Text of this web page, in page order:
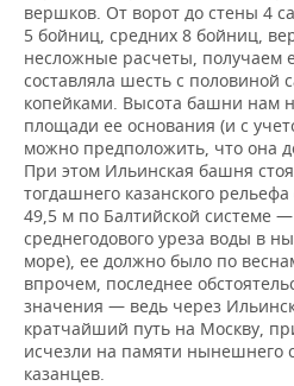
вершков. От ворот до стены 4
5 бойниц, средних 8 бойниц,
несложные расчеты,
составляла шесть с половиной
копейками. Высота башни нам
площади ее основания (и с
можно пред­положить, что она
При этом Ильинская башня
тогдашнего казанского
49,5 м по Балтийской системе
среднегодового уреза воды в
море), ее должно было по
впрочем, последнее
значения — ведь через
кратчайший путь на Москву,
исчезли на памяти нынешнего
казанцев.